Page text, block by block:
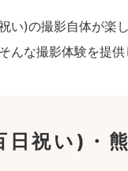
い)の撮影自体が楽
そんな撮影体験を提供
祝い)・